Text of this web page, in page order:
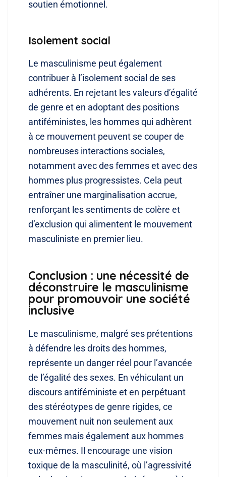
soutien émotionnel.
Isolement social
Le masculinisme peut également
contribuer à l’isolement social de ses
adhérents. En rejetant les valeurs d’égalité
de genre et en adoptant des positions
antiféministes, les hommes qui adhèrent
à ce mouvement peuvent se couper de
nombreuses interactions sociales,
notamment avec des femmes et avec des
hommes plus progressistes. Cela peut
entraîner une marginalisation accrue,
renforçant les sentiments de colère et
d’exclusion qui alimentent le mouvement
masculiniste en premier lieu.
Conclusion : une nécessité de
déconstruire le masculinisme
pour promouvoir une société
inclusive
Le masculinisme, malgré ses prétentions
à défendre les droits des hommes,
représente un danger réel pour l’avancée
de l’égalité des sexes. En véhiculant un
discours antiféministe et en perpétuant
des stéréotypes de genre rigides, ce
mouvement nuit non seulement aux
femmes mais également aux hommes
eux-mêmes. Il encourage une vision
toxique de la masculinité, où l’agressivité